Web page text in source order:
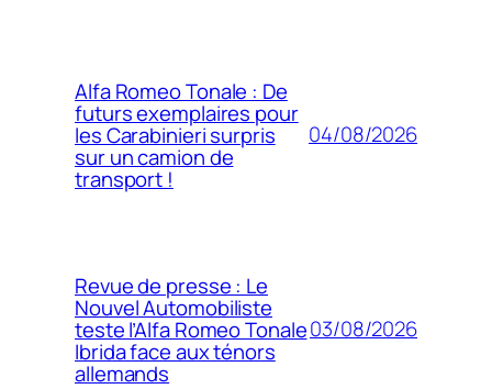
Alfa Romeo Tonale : De
futurs exemplaires pour
les Carabinieri surpris
sur un camion de
transport !
04/08/2026
Revue de presse : Le
Nouvel Automobiliste
teste l’Alfa Romeo Tonale
Ibrida face aux ténors
allemands
03/08/2026